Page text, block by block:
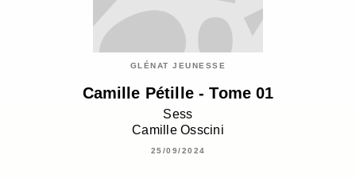
GLÉNAT JEUNESSE
Camille Pétille - Tome 01
Sess
Camille Osscini
25/09/2024